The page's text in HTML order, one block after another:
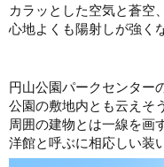
カラッとした空気と蒼空、
心地よくも陽射しが強く
円山公園パークセンター
公園の敷地内とも云えそ
周囲の建物とは一線を画す
洋館と呼ぶに相応しい装